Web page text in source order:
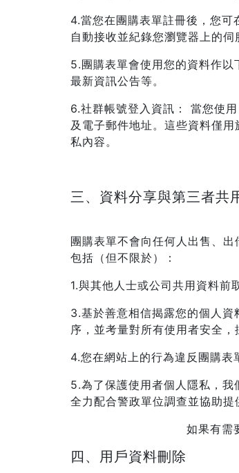
4.當您在團購表單註冊後，您
自動接收並紀錄您瀏覽器上的
5.團購表單會使用您的資料作
最新資訊公告等。
6.社群帳號登入資訊： 當您使
及電子郵件地址。這些資料僅
私內容。
三、資料分享與第三者共
團購表單不會向任何人出售、
包括（但不限於）：
1.與其他人士或公司共用資料前
3.基於善意相信揭露您的個人
序，並考量對所有使用者安全
4.您在網站上的行為違反團購
5.為了保護使用者個人隱私，
全力配合警政單位調查並協助提
四、用戶資料刪除
如果有需